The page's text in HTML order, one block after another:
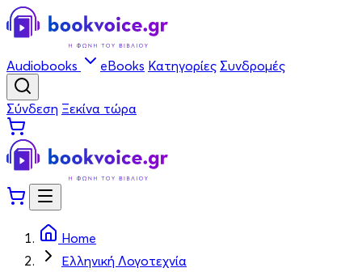
Audiobooks eBooks Κατηγορίες Συνδρομές
Σύνδεση Ξεκίνα τώρα
Home
Ελληνική Λογοτεχνία